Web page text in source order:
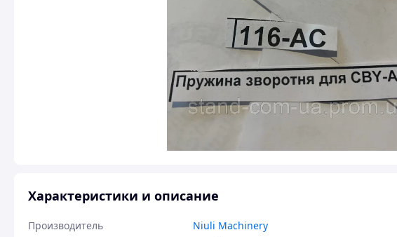
Характеристики и описание
Производитель
Niuli Machinery